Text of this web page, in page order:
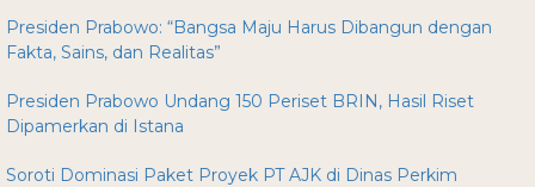
Presiden Prabowo: “Bangsa Maju Harus Dibangun dengan
Fakta, Sains, dan Realitas”
Presiden Prabowo Undang 150 Periset BRIN, Hasil Riset
Dipamerkan di Istana
Soroti Dominasi Paket Proyek PT AJK di Dinas Perkim